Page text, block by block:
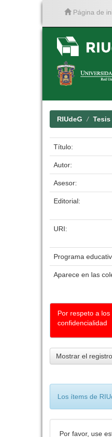
Página de
RIUdeG Tesis
Título:
Autor:
Asesor:
Editorial:
URI:
Programa
Aparece en las
Por respeto a
confidencialidad
Mostrar el
Los ítems de
Por favor, use